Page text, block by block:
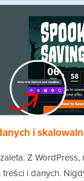
i
Z WordPress,
treści i danych.